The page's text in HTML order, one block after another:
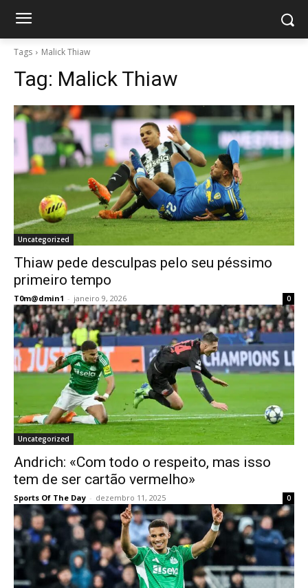
Tags Malick Thiaw
Tag: Malick Thiaw
Uncategorized
Thiaw pede desculpas pelo seu péssimo
primeiro tempo
T0m@dmin1 - janeiro 9, 2026 0
Uncategorized
Andrich: «Com todo o respeito, mas isso
tem de ser cartão vermelho»
Sports Of The Day - dezembro 11, 2025 0